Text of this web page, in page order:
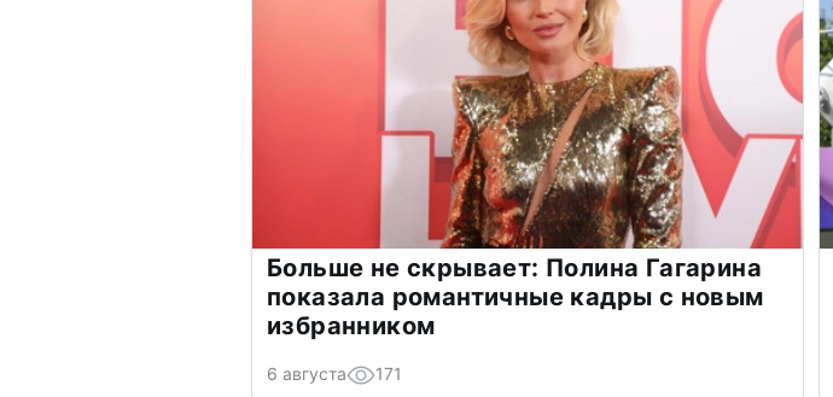
Больше не скрывает: Полина Гагарина
показала романтичные кадры с новым
избранником
6 августа 171